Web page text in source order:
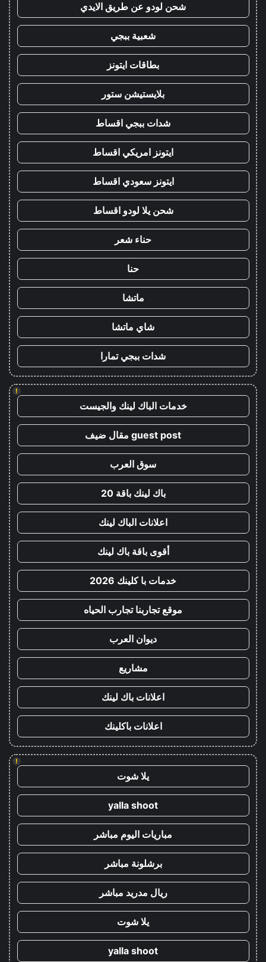
شحن لودو عن طريق الايدي
شعبية ببجي
بطاقات ايتونز
بلايستيشن ستور
شدات ببجي اقساط
ايتونز امريكي اقساط
ايتونز سعودي اقساط
شحن يلا لودو اقساط
حناء شعر
حنا
ماتشا
شاي ماتشا
شدات ببجي تمارا
!
خدمات الباك لينك والجيست
guest post مقال ضيف
سوق العرب
باك لينك باقة 20
اعلانات الباك لينك
أقوى باقة باك لينك
خدمات با كلينك 2026
موقع تجاربنا تجارب الحياه
ديوان العرب
مشاريع
اعلانات باك لينك
اعلانات باكلينك
!
يلا شوت
yalla shoot
مباريات اليوم مباشر
برشلونة مباشر
ريال مدريد مباشر
يلا شوت
yalla shoot